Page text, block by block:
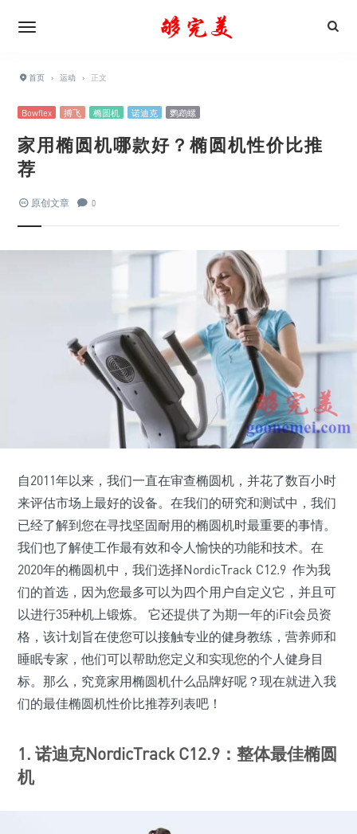
首页 › 运动 › 正文
Bowflex 搏飞 椭圆机 诺迪克 鹦鹉螺
家用椭圆机哪款好？椭圆机性价比推
荐
原创文章 0
自2011年以来，我们一直在审查椭圆机，并花了数百小时
来评估市场上最好的设备。在我们的研究和测试中，我们
已经了解到您在寻找坚固耐用的椭圆机时最重要的事情。
我们也了解使工作最有效和令人愉快的功能和技术。在
2020年的椭圆机中，我们选择NordicTrack C12.9 作为我
们的首选，因为您最多可以为四个用户自定义它，并且可
以进行35种机上锻炼。 它还提供了为期一年的iFit会员资
格，该计划旨在使您可以接触专业的健身教练，营养师和
睡眠专家，他们可以帮助您定义和实现您的个人健身目
标。那么，究竟家用椭圆机什么品牌好呢？现在就进入我
们的最佳椭圆机性价比推荐列表吧！
1. 诺迪克NordicTrack C12.9：整体最佳椭圆
机